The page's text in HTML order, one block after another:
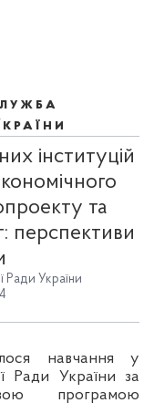
інституцій
та
перспективи
Ради України
навчання у
Ради України за
програмою